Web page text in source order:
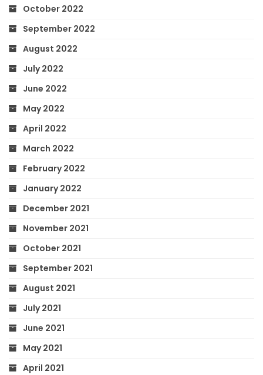
October 2022
September 2022
August 2022
July 2022
June 2022
May 2022
April 2022
March 2022
February 2022
January 2022
December 2021
November 2021
October 2021
September 2021
August 2021
July 2021
June 2021
May 2021
April 2021